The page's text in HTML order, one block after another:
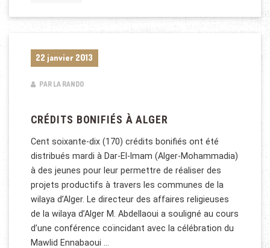
22 janvier 2013
PAR LA RANDO
CRÉDITS BONIFIÉS À ALGER
Cent soixante-dix (170) crédits bonifiés ont été
distribués mardi à Dar-El-Imam (Alger-Mohammadia)
à des jeunes pour leur permettre de réaliser des
projets productifs à travers les communes de la
wilaya d’Alger. Le directeur des affaires religieuses
de la wilaya d’Alger M. Abdellaoui a souligné au cours
d’une conférence coïncidant avec la célébration du
Mawlid Ennabaoui …